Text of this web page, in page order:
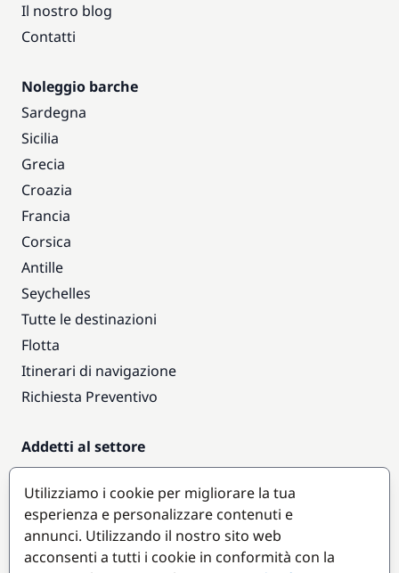
Il nostro blog
Contatti
Noleggio barche
Sardegna
Sicilia
Grecia
Croazia
Francia
Corsica
Antille
Seychelles
Tutte le destinazioni
Flotta
Itinerari di navigazione
Richiesta Preventivo
Addetti al settore
Accesso armatori
Diventare partner
Destinazioni popolari
Utilizziamo i cookie per migliorare la tua
esperienza e personalizzare contenuti e
annunci. Utilizzando il nostro sito web
acconsenti a tutti i cookie in conformità con la